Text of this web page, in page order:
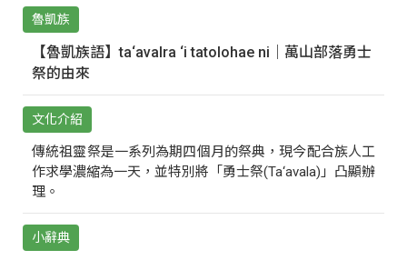
魯凱族
【魯凱族語】ta‘avalra ‘i tatolohae ni｜萬山部落勇士
祭的由來
文化介紹
傳統祖靈祭是一系列為期四個月的祭典，現今配合族人工
作求學濃縮為一天，並特別將「勇士祭(Ta‘avala)」凸顯辦
理。
小辭典